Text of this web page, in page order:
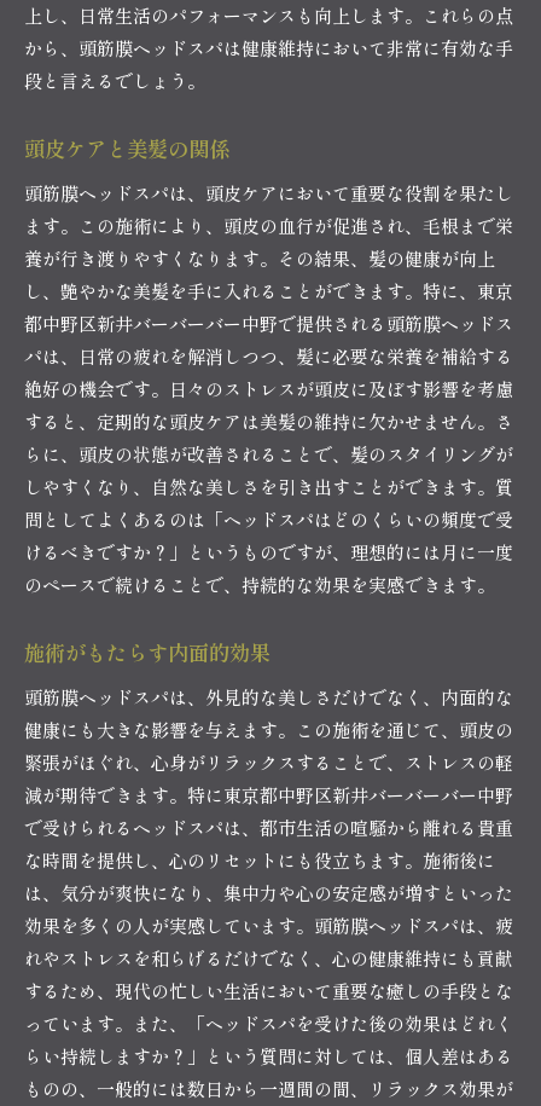
上し、日常生活のパフォーマンスも向上します。これらの点
から、頭筋膜ヘッドスパは健康維持において非常に有効な手
段と言えるでしょう。
頭皮ケアと美髪の関係
頭筋膜ヘッドスパは、頭皮ケアにおいて重要な役割を果たし
ます。この施術により、頭皮の血行が促進され、毛根まで栄
養が行き渡りやすくなります。その結果、髪の健康が向上
し、艶やかな美髪を手に入れることができます。特に、東京
都中野区新井バーバーバー中野で提供される頭筋膜ヘッドス
パは、日常の疲れを解消しつつ、髪に必要な栄養を補給する
絶好の機会です。日々のストレスが頭皮に及ぼす影響を考慮
すると、定期的な頭皮ケアは美髪の維持に欠かせません。さ
らに、頭皮の状態が改善されることで、髪のスタイリングが
しやすくなり、自然な美しさを引き出すことができます。質
問としてよくあるのは「ヘッドスパはどのくらいの頻度で受
けるべきですか？」というものですが、理想的には月に一度
のペースで続けることで、持続的な効果を実感できます。
施術がもたらす内面的効果
頭筋膜ヘッドスパは、外見的な美しさだけでなく、内面的な
健康にも大きな影響を与えます。この施術を通じて、頭皮の
緊張がほぐれ、心身がリラックスすることで、ストレスの軽
減が期待できます。特に東京都中野区新井バーバーバー中野
で受けられるヘッドスパは、都市生活の喧騒から離れる貴重
な時間を提供し、心のリセットにも役立ちます。施術後に
は、気分が爽快になり、集中力や心の安定感が増すといった
効果を多くの人が実感しています。頭筋膜ヘッドスパは、疲
れやストレスを和らげるだけでなく、心の健康維持にも貢献
するため、現代の忙しい生活において重要な癒しの手段とな
っています。また、「ヘッドスパを受けた後の効果はどれく
らい持続しますか？」という質問に対しては、個人差はある
ものの、一般的には数日から一週間の間、リラックス効果が